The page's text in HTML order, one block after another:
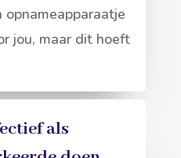
jou, maar dit hoeft
als